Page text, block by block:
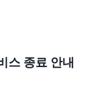
스 종료 안내